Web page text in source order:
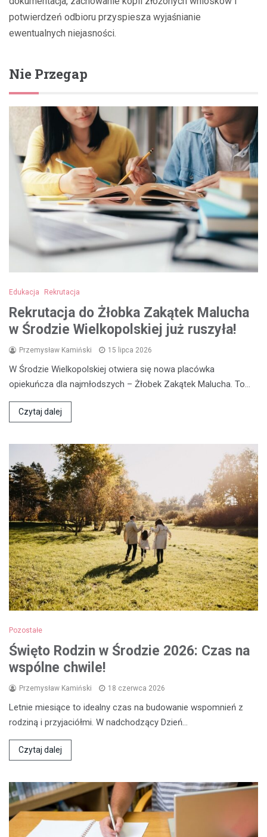
potwierdzeń odbioru przyspiesza wyjaśnianie
ewentualnych niejasności.
Nie Przegap
Edukacja Rekrutacja
Rekrutacja do Żłobka Zakątek Malucha
w Środzie Wielkopolskiej już ruszyła!
Przemysław Kamiński 15 lipca 2026
W Środzie Wielkopolskiej otwiera się nowa placówka
opiekuńcza dla najmłodszych – Żłobek Zakątek Malucha. To…
Czytaj dalej
Pozostałe
Święto Rodzin w Środzie 2026: Czas na
wspólne chwile!
Przemysław Kamiński 18 czerwca 2026
Letnie miesiące to idealny czas na budowanie wspomnień z
rodziną i przyjaciółmi. W nadchodzący Dzień…
Czytaj dalej